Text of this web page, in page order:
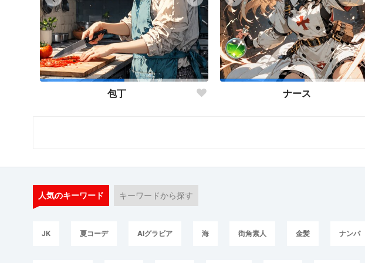
包丁 ナース
人気のキーワード キーワードから探す
JK 夏コーデ AIグラビア 海 街角素人 金髪 ナンパ